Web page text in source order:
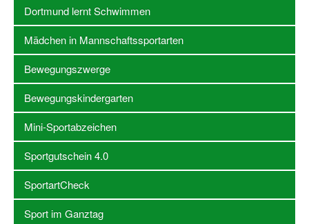
Newsletter Anmeldung
Stellenangebote SSB Dortmund
Vereine
Übungsleiterbörse
Sportanlagen in Dortmund
Olympiabewerbung
Kinderschutz im Sport
Dortmund lernt Schwimmen
Mädchen in Mannschaftssportarten
Bewegungszwerge
Bewegungskindergarten
Mini-Sportabzeichen
Sportgutschein 4.0
SportartCheck
Sport im Ganztag